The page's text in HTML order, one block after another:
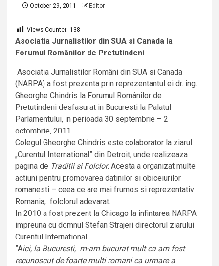
October 29, 2011 Editor
Views Counter: 138
Asociatia Jurnalistilor din SUA si Canada la
Forumul Românilor de Pretutindeni
Asociatia Jurnalistilor Români din SUA si Canada
(NARPA) a fost prezenta prin reprezentantul ei dr. ing.
Gheorghe Chindris la Forumul Românilor de
Pretutindeni desfasurat in Bucuresti la Palatul
Parlamentului, in perioada 30 septembrie – 2
octombrie, 2011.
Colegul Gheorghe Chindris este colaborator la ziarul
„Curentul International” din Detroit, unde realizeaza
pagina de Traditii si Folclor. Acesta a organizat multe
actiuni pentru promovarea datinilor si obiceiurilor
romanesti – ceea ce are mai frumos si reprezentativ
Romania, folclorul adevarat.
In 2010 a fost prezent la Chicago la infintarea NARPA
impreuna cu domnul Stefan Strajeri directorul ziarului
Curentul International.
”Aici, la Bucuresti, m-am bucurat mult ca am fost
recunoscut de foarte multi romani ca urmare a